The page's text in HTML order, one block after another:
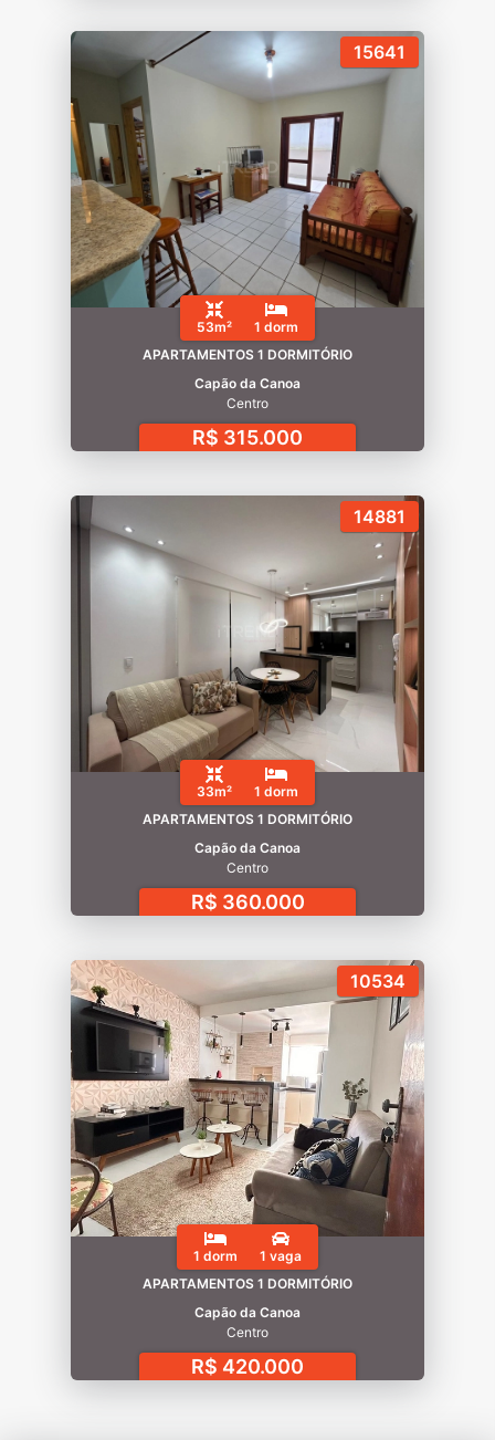
15641
53m²
1 dorm
APARTAMENTOS 1 DORMITÓRIO
Capão da Canoa
Centro
R$ 315.000
14881
33m²
1 dorm
APARTAMENTOS 1 DORMITÓRIO
Capão da Canoa
Centro
R$ 360.000
10534
1 dorm
1 vaga
APARTAMENTOS 1 DORMITÓRIO
Capão da Canoa
Centro
R$ 420.000